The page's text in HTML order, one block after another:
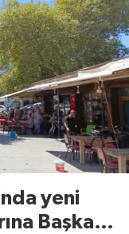
yeni
Başkan